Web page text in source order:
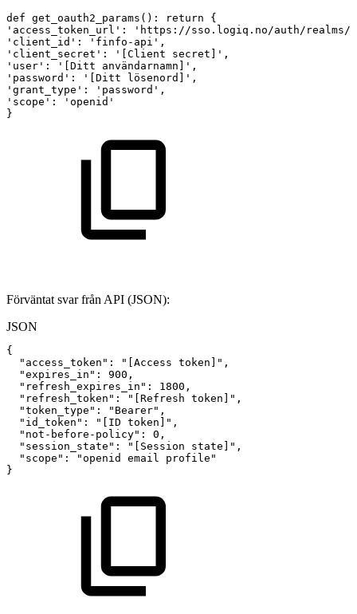
def get_oauth2_params ( ) : return
{
'access_token_url' :
'https://sso.logiq.no/auth/realms/
'client_id' : 'finfo-api' ,
'client_secret' : '[Client secret]' ,
'user' : '[Ditt användarnamn]' ,
'password' : '[Ditt lösenord]' ,
'grant_type' : 'password' ,
'scope' :
'openid'
}
Förväntat svar från API (JSON):
JSON
{
"access_token" : "[Access token]" ,
"expires_in" : 900 ,
"refresh_expires_in" : 1800 ,
"refresh_token" : "[Refresh token]" ,
"token_type" : "Bearer" ,
"id_token" : "[ID token]" ,
"not-before-policy" : 0 ,
"session_state" : "[Session state]" ,
"scope" : "openid email
profile"
}